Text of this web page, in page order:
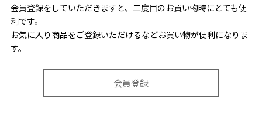
会員登録をしていただきますと、二度目のお買い物時にとても便
利です。
お気に入り商品をご登録いただけるなどお買い物が便利になりま
す。
会員登録